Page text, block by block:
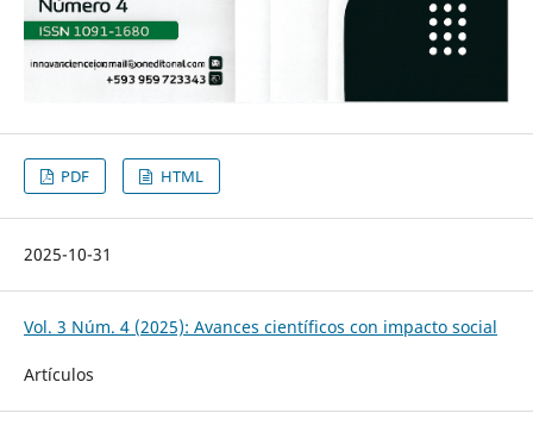
PDF HTML
2025-10-31
Vol. 3 Núm. 4 (2025): Avances científicos con impacto social
Artículos